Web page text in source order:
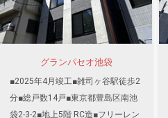
グランパセオ池袋
■2025年4月竣工■雑司ヶ谷駅徒歩2
分■総戸数14戸■東京都豊島区南池
袋2-3-2■地上5階 RC造■フリーレン